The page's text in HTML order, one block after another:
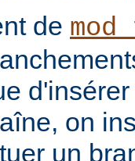
de
on
un